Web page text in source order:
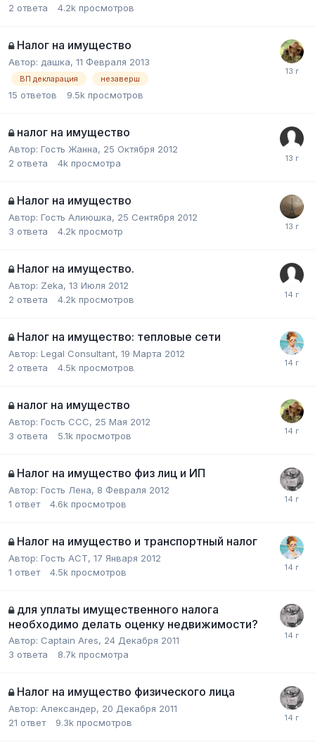
2 ответа 4.2k просмотров
Налог на имущество
Автор: дашка, 11 Февраля 2013
ВП декларация незаверш
15 ответов 9.5k просмотров
налог на имущество
Автор: Гость Жанна, 25 Октября 2012
2 ответа 4k просмотра
Налог на имущество
Автор: Гость Алиюшка, 25 Сентября 2012
3 ответа 4.2k просмотр
Налог на имущество.
Автор: Zeka, 13 Июля 2012
2 ответа 4.2k просмотров
Налог на имущество: тепловые сети
Автор: Legal Сonsultant, 19 Марта 2012
2 ответа 4.5k просмотров
налог на имущество
Автор: Гость ССС, 25 Мая 2012
3 ответа 5.1k просмотров
Налог на имущество физ лиц и ИП
Автор: Гость Лена, 8 Февраля 2012
1 ответ 4.6k просмотров
Налог на имущество и транспортный налог
Автор: Гость АСТ, 17 Января 2012
1 ответ 4.5k просмотров
для уплаты имущественного налога
необходимо делать оценку недвижимости?
Автор: Captain Ares, 24 Декабря 2011
3 ответа 8.7k просмотра
Налог на имущество физического лица
Автор: Александер, 20 Декабря 2011
21 ответ 9.3k просмотров